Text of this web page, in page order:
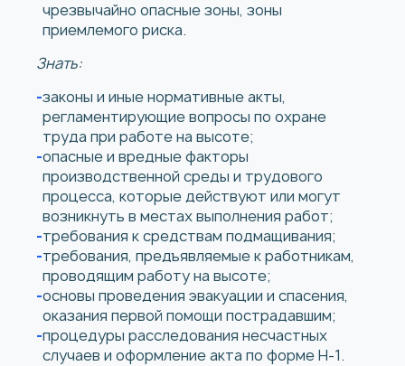
чрезвычайно опасные зоны, зоны
приемлемого риска.
Знать:
законы и иные нормативные акты,
регламентирующие вопросы по охране
труда при работе на высоте;
опасные и вредные факторы
производственной среды и трудового
процесса, которые действуют или могут
возникнуть в местах выполнения работ;
требования к средствам подмащивания;
требования, предъявляемые к работникам,
проводящим работу на высоте;
основы проведения эвакуации и спасения,
оказания первой помощи пострадавшим;
процедуры расследования несчастных
случаев и оформление акта по форме Н-1.